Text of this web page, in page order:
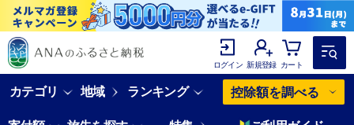
ログイン 新規登録 カート
カテゴリ 地域 ランキング 控除額を調べる